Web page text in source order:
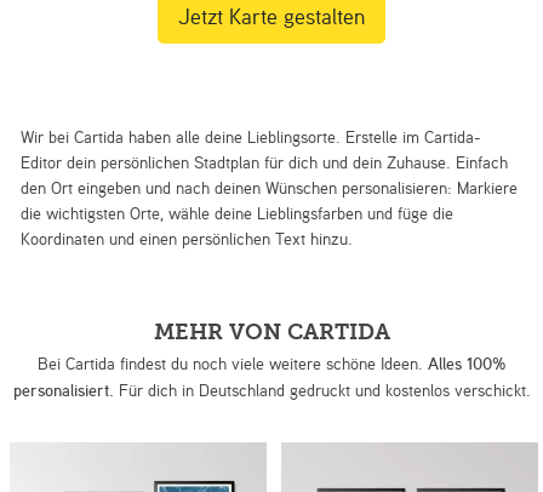
Wir bei Cartida haben alle deine Lieblingsorte. Erstelle im Cartida-
Editor dein persönlichen Stadtplan für dich und dein Zuhause. Einfach
den Ort eingeben und nach deinen Wünschen personalisieren: Markiere
die wichtigsten Orte, wähle deine Lieblingsfarben und füge die
Koordinaten und einen persönlichen Text hinzu.
Jetzt Karte gestalten
MEHR VON CARTIDA
Bei Cartida findest du noch viele weitere schöne Ideen. Alles 100%
personalisiert. Für dich in Deutschland gedruckt und kostenlos verschickt.